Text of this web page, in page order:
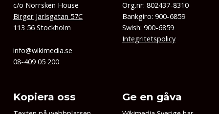
c/o Norrsken House
Birger Jarlsgatan 57C
113 56 Stockholm
info@wikimedia.se
08-409 05 200
Org.nr: 802437-8310
Bankgiro: 900-6859
Swish: 900-6859
Integritetspolicy
Kopiera oss Ge en gåva